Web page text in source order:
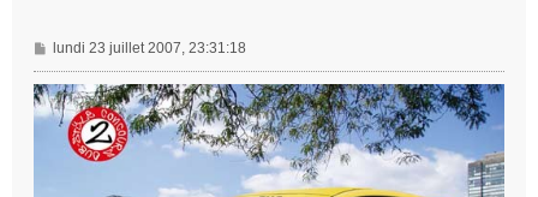
M
e
s
s
lundi 23 juillet 2007, 23:31:18